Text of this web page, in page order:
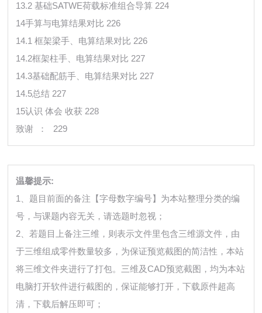
13.2 基础SATWE荷载标准组合导算 224
14手算与电算结果对比 226
14.1 框架梁手、电算结果对比 226
14.2框架柱手、电算结果对比 227
14.3基础配筋手、电算结果对比 227
14.5总结 227
15认识 体会 收获 228
致谢 ：
229
温馨提示:
1、题目前面的备注【字母数字编号】为本站整理分类的编
号，与课题内容无关，请选题时忽视；
2、若题目上备注三维，则表示文件里包含三维源文件，由
于三维组成零件数量较多，为保证预览截图的简洁性，本站
将三维文件夹进行了打包。三维及CAD预览截图，均为本站
电脑打开软件进行截图的，保证能够打开，下载原件超高
清，下载后解压即可；